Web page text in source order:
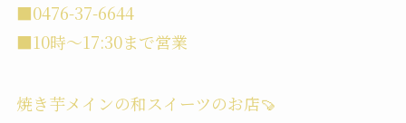
■0476-37-6644
■10時〜17:30まで営業
焼き芋メインの和スイーツのお店🍠